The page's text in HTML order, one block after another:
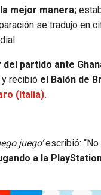
mejor manera;
se tradujo en
partido ante
y recibió el Balón de
(Italia).
juego’escribió:
a la